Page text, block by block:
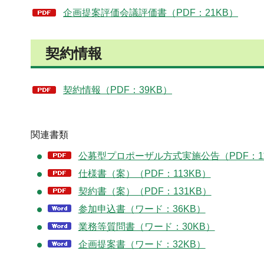
企画提案評価会議評価書（PDF：21KB）
契約情報
契約情報（PDF：39KB）
関連書類
公募型プロポーザル方式実施公告（PDF：
仕様書（案）（PDF：113KB）
契約書（案）（PDF：131KB）
参加申込書（ワード：36KB）
業務等質問書（ワード：30KB）
企画提案書（ワード：32KB）